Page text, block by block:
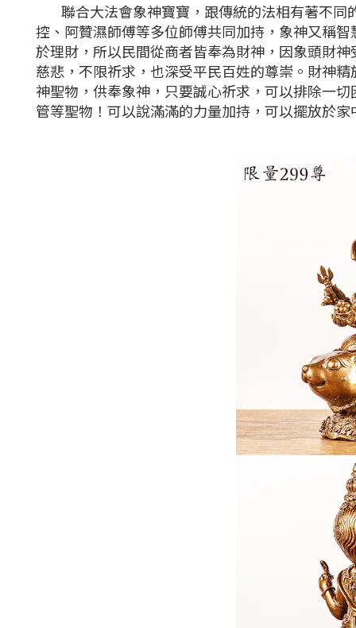
聯合大法會象神寶寶，跟傳統的法相有著不同
控、阿贊濕師傅等多位師傅共同加持， 象神又稱智
於理財，所以民間從商者皆奉為財神，因象頭財
慈悲，不限祈求，也深受平民百姓的尊崇。財神
神聖物，供奉象神，只要誠心祈求，可以排除一
管等聖物！可以說滿滿的力量加持，可以擺放於